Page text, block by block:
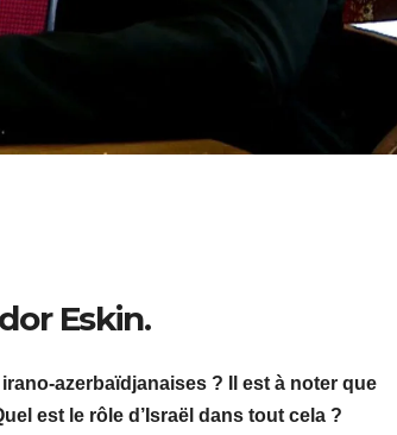
Eskin.
azerbaïdjanaises ? Il est à noter que
est le rôle d’Israël dans tout cela ?